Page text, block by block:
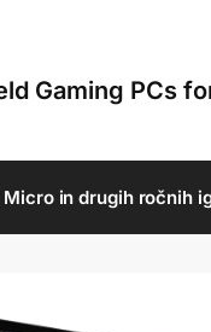
Gaming PCs
Micro in drugih ročnih